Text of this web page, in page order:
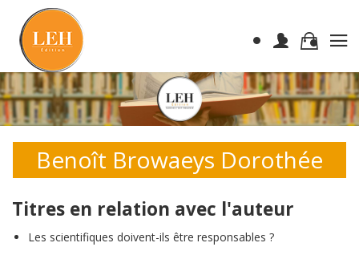
Benoît Browaeys Dorothée
Titres en relation avec l'auteur
Les scientifiques doivent-ils être responsables ?